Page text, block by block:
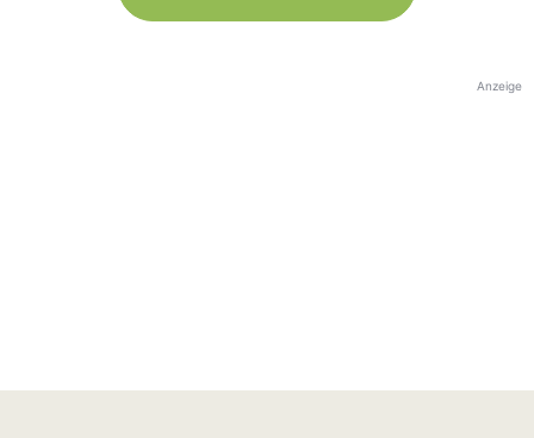
Anzeige